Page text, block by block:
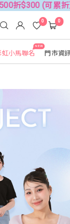
累折） 全館
NEW
虹小馬聯名 門市資
0 0